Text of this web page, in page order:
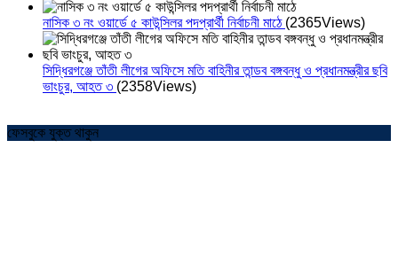
নাসিক ৩ নং ওয়ার্ডে ৫ কাউন্সিলর পদপ্রার্থী নির্বাচনী মাঠে (2365Views)
সিদ্ধিরগঞ্জে তাঁতী লীগের অফিসে মতি বাহিনীর তান্ডব বঙ্গবন্ধু ও প্রধানমন্ত্রীর ছবি
ভাংচুর, আহত ৩ (2358Views)
ফেসবুকে যুক্ত থাকুন